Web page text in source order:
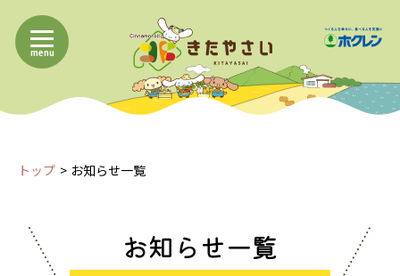
menu
トップ お知らせ一覧
お知らせ一覧